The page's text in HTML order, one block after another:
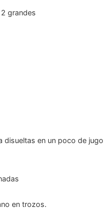
grandes
disueltas en un poco de jugo
en trozos.